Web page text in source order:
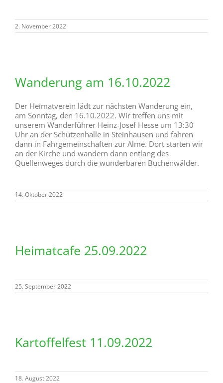
2. November 2022
Wanderung am 16.10.2022
Der Heimatverein lädt zur nächsten Wanderung ein,
am Sonntag, den 16.10.2022. Wir treffen uns mit
unserem Wanderführer Heinz-Josef Hesse um 13:30
Uhr an der Schützenhalle in Steinhausen und fahren
dann in Fahrgemeinschaften zur Alme. Dort starten wir
an der Kirche und wandern dann entlang des
Quellenweges durch die wunderbaren Buchenwälder.
14. Oktober 2022
Heimatcafe 25.09.2022
25. September 2022
Kartoffelfest 11.09.2022
18. August 2022